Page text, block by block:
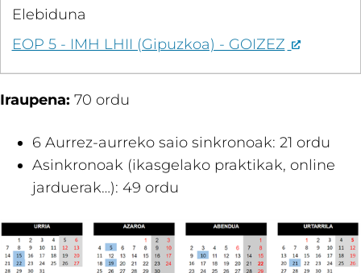
Elebiduna
EOP 5 - IMH LHII (Gipuzkoa) - GOIZEZ
Iraupena: 70 ordu​
6 Aurrez-aurreko saio sinkronoak: 21 ordu​
Asinkronoak (ikasgelako praktikak, online
jarduerak…): 49 ordu